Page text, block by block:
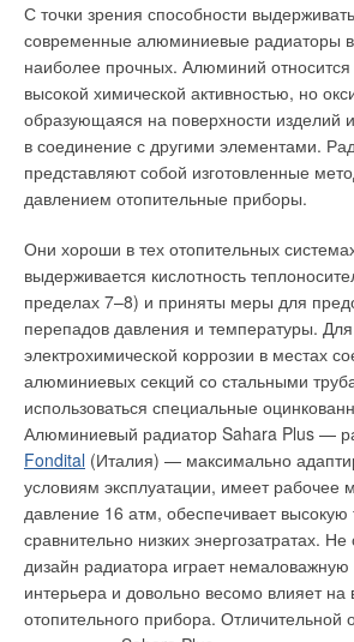
С точки зрения способности
современные алюминиевые радиаторы
наиболее прочных. Алюминий
высокой химической активностью, но
образующаяся на поверхности изделий
в соединение с другими элементами.
представляют собой изготовленные
давлением отопительные приборы.
Они хороши в тех отопительных
выдерживается кислотность
пределах 7–8) и приняты меры для
перепадов давления и температуры.
электрохимической коррозии в местах
алюминиевых секций со стальными
использоваться специальные
Алюминиевый радиатор Sahara Plus —
Fondital (Италия) — максимально
условиям эксплуатации, имеет рабочее
давление 16 атм, обеспечивает высокую
сравнительно низких энергозатратах. Не
дизайн радиатора играет
интерьера и довольно весомо влияет на
отопительного прибора. Отличительной
→
Анализ российского рынка сплит-
макроэкономических факторов
Комментарии
В этой теме еще нет комментариев
Добавить комментарий
Ваше имя *
Ваш E-mail *
Текст комментария
Качественное регулирование нагрузки
счет подмешивания подающего
обратного теплоносителя от нагрузки
ходового смесителя и
автоматики с ПИД-регулированием.
Температурный график теплоносителя
технического задания на
работы этой гидравлической схемы
следует уделить котловой и
Данную автоматику следует назвать
поскольку она должна отслеживать
остывание котла на разных режимах
случае котлы часто будут
предохранительного температурного
входить в аварию.
Как правило, схему на рис. 3
котлов и котловой автоматики, такие как
De Dietrich и др. Общекотловая
позволяет: